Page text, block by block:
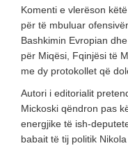
Komenti e vlerëson
për të mbuluar
Bashkimin Evropian
për Miqësi, Fqinjësi të
me dy protokollet që
Autori i editorialit
Mickoski qëndron pas
energjike të ish-
babait të tij politik